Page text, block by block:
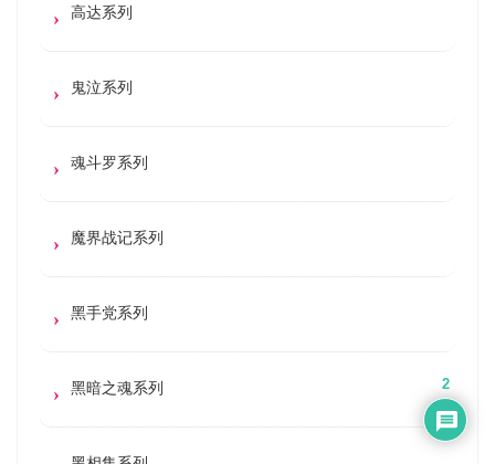
高达系列
鬼泣系列
魂斗罗系列
魔界战记系列
黑手党系列
黑暗之魂系列 2